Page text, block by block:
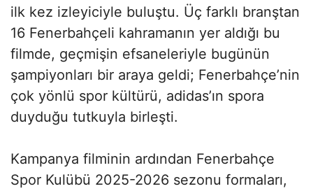
ilk kez izleyiciyle buluştu. Üç farklı branştan
16 Fenerbahçeli kahramanın yer aldığı bu
filmde, geçmişin efsaneleriyle bugünün
şampiyonları bir araya geldi; Fenerbahçe’nin
çok yönlü spor kültürü, adidas’ın spora
duyduğu tutkuyla birleşti.
Kampanya filminin ardından Fenerbahçe
Spor Kulübü 2025-2026 sezonu formaları,